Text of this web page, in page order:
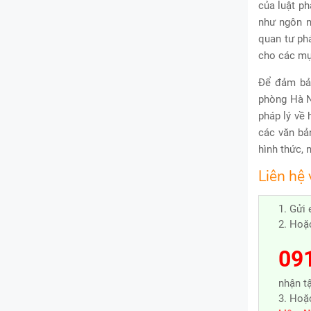
của luật
như ngôn
quan tư
cho các
Để đảm
phòng Hà
pháp lý về
các văn
hình thức,
Liên hệ
1. Gửi
2.
nhận
3.